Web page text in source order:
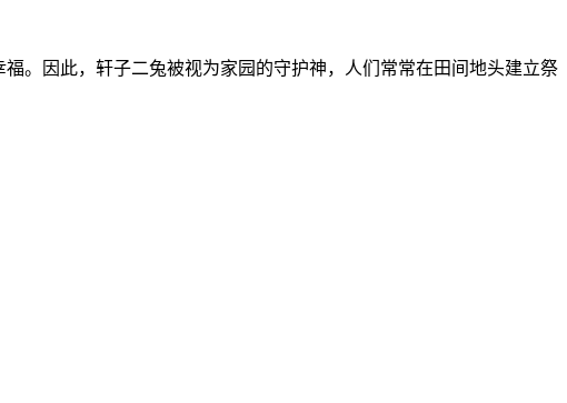
。因此，轩子二兔被视为家园的守护神，人们常常在田间地头建立祭